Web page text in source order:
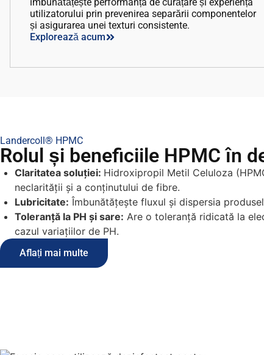
îmbunătățește performanța de curățare și experiența
utilizatorului prin prevenirea separării componentelor
și asigurarea unei texturi consistente.
Explorează acum
Landercoll® HPMC
Rolul și beneficiile HPMC în
Claritatea soluției: Hidroxipropil Metil Celuloza
neclarității și a conținutului de fibre.
Lubricitate: Îmbunătățește fluxul și dispersia
Toleranță la PH și sare: Are o toleranță ridicată la
cazul variațiilor de PH.
Aflați mai multe